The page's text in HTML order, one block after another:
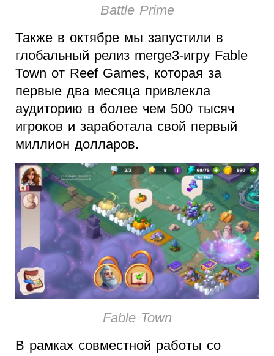
Battle Prime
Также в октябре мы запустили в
глобальный релиз merge3-игру Fable
Town от Reef Games, которая за
первые два месяца привлекла
аудиторию в более чем 500 тысяч
игроков и заработала свой первый
миллион долларов.
Fable Town
В рамках совместной работы со